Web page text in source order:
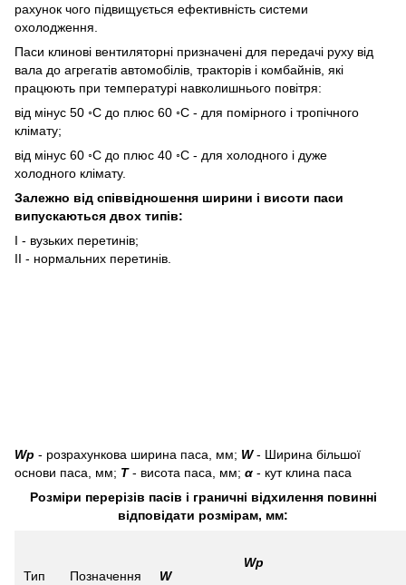
рахунок чого підвищується ефективність системи
охолодження.
Паси клинові вентиляторні призначені для передачі руху від
вала до агрегатів автомобілів, тракторів і комбайнів, які
працюють при температурі навколишнього повітря:
від мінус 50 ◦С до плюс 60 ◦С - для помірного і тропічного
клімату;
від мінус 60 ◦С до плюс 40 ◦С - для холодного і дуже
холодного клімату.
Залежно від співвідношення ширини і висоти паси
випускаються двох типів:
I - вузьких перетинів;
II - нормальних перетинів.
Wр - розрахункова ширина паса, мм; W- Ширина більшої
основи паса, мм; T- висота паса, мм; α - кут клина паса
Розміри перерізів пасів і граничні відхилення повинні
відповідати розмірам, мм:
Тип
Позначення
W
Wр